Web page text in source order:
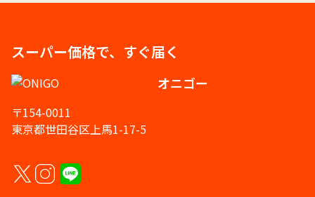
スーパー価格で、すぐ届く
オニゴー
〒154-0011
東京都世田谷区上馬1-17-5